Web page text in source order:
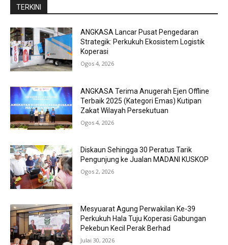
TERKINI
ANGKASA Lancar Pusat Pengedaran
Strategik: Perkukuh Ekosistem Logistik
Koperasi
Ogos 4, 2026
ANGKASA Terima Anugerah Ejen Offline
Terbaik 2025 (Kategori Emas) Kutipan
Zakat Wilayah Persekutuan
Ogos 4, 2026
Diskaun Sehingga 30 Peratus Tarik
Pengunjung ke Jualan MADANI KUSKOP
Ogos 2, 2026
Mesyuarat Agung Perwakilan Ke-39
Perkukuh Hala Tuju Koperasi Gabungan
Pekebun Kecil Perak Berhad
Julai 30, 2026